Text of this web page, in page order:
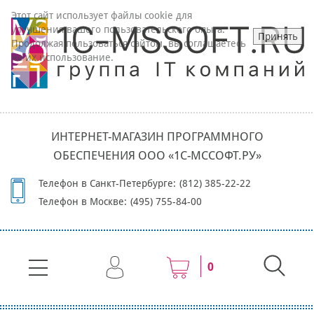
ИНТЕРНЕТ-МАГАЗИН ПРОГРАММНОГО
ОБЕСПЕЧЕНИЯ ООО «1С-МССОФТ.РУ»
Телефон в Санкт-Петербурге: (812) 385-22-22
Телефон в Москве: (495) 755-84-00
0
Этот сайт использует файлы cookie для
улучшения вашего пользовательского опыта.
Продолжая пользоваться сайтом, вы соглашаетесь
на их использование.
Принять